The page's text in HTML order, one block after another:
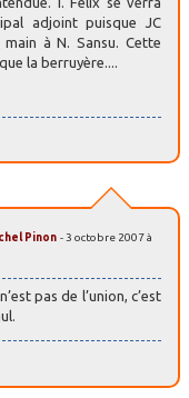
adjoint puisque JC
à N. Sansu. Cette
la berruyère....
Pinon - 3 octobre 2007 à
pas de l’union, c’est